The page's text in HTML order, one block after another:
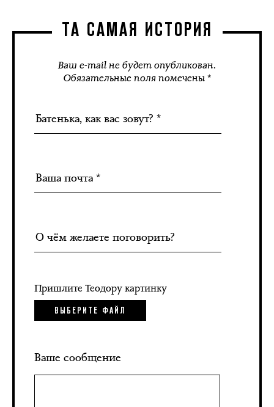
ТА САМАЯ ИСТОРИЯ
Ваш e-mail не будет опубликован.
Обязательные поля помечены *
Пришлите Теодору картинку
ВЫБЕРИТЕ ФАЙЛ
Ваше сообщение